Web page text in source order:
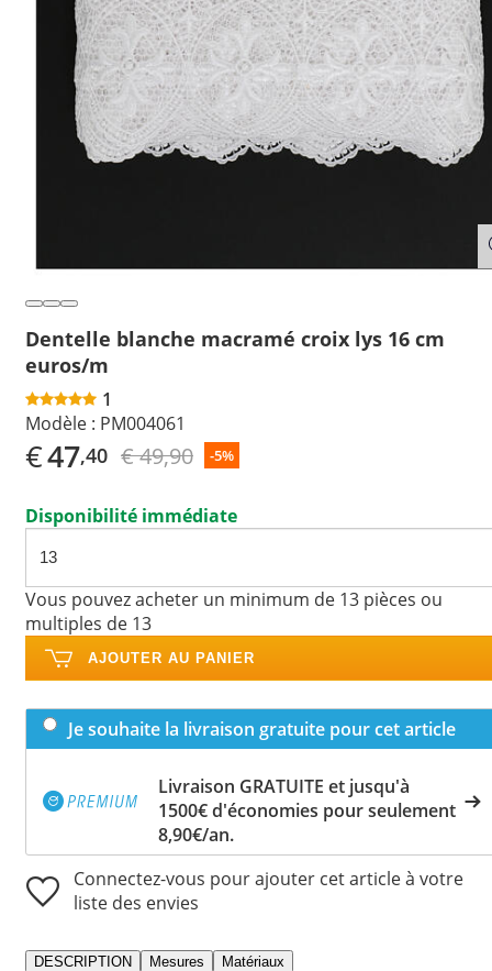
Dentelle blanche macramé croix lys 16 cm
euros/m
1
Modèle : PM004061
€47,40 € 49,90 -5%
Disponibilité immédiate
Vous pouvez acheter un minimum de 13 pièces ou
multiples de 13
AJOUTER AU PANIER
Je souhaite la livraison gratuite pour cet article
Livraison GRATUITE et jusqu'à
1500€ d'économies pour seulement
8,90€/an.
Connectez-vous pour ajouter cet article à votre
liste des envies
DESCRIPTION Mesures Matériaux